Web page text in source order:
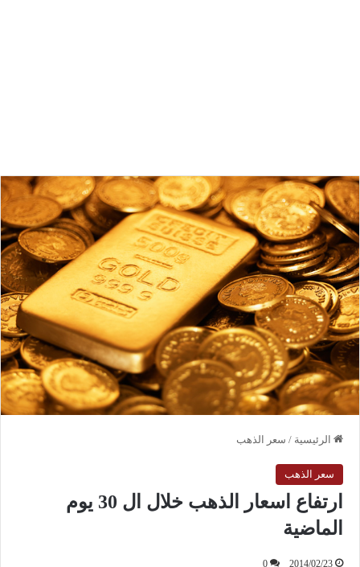
الرئيسية / سعر الذهب
سعر الذهب
ارتفاع اسعار الذهب خلال ال 30 يوم
الماضية
2014/02/23
0